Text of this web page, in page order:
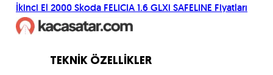
İkinci El 2000Skoda FELICIA 1.6 GLXi SAFELINE Fiyatları
TEKNİK ÖZELLİKLER